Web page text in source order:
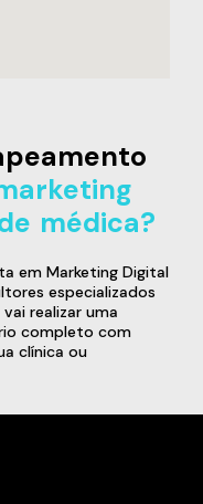
médica?
em Marketing Digital
especializados
realizar uma
completo com
clínica ou